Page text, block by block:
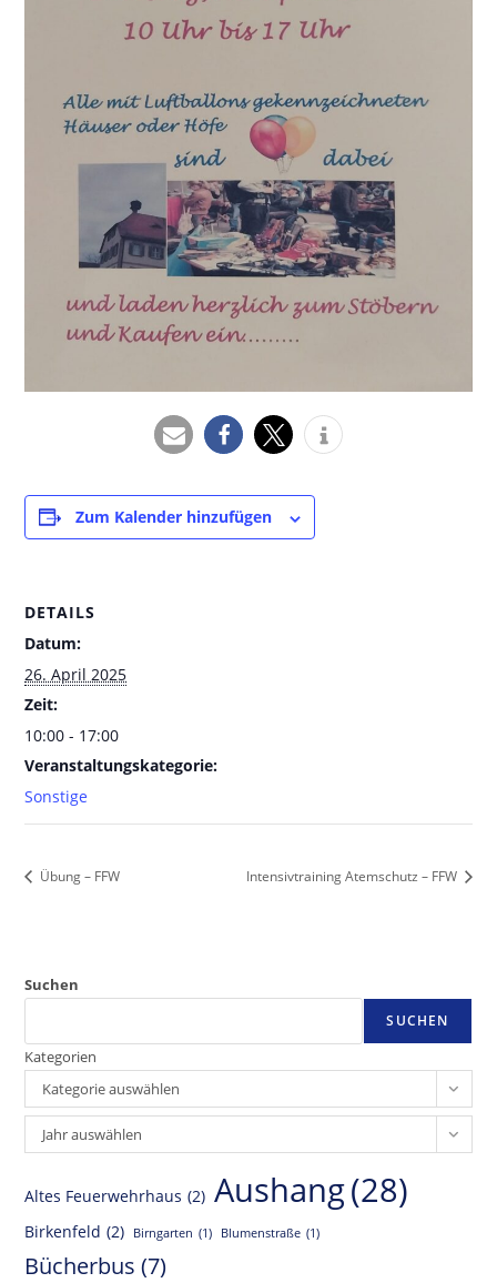
Zum Kalender hinzufügen
DETAILS
Datum:
26. April 2025
Zeit:
10:00 - 17:00
Veranstaltungskategorie:
Sonstige
Übung – FFW Intensivtraining Atemschutz – FFW
Suchen
SUCHEN
Kategorien
Kategorie auswählen
Archiv
Jahr auswählen
Altes Feuerwehrhaus (2) Aushang(28)
Birkenfeld (2) Birngarten (1) Blumenstraße (1)
Bücherbus (7)